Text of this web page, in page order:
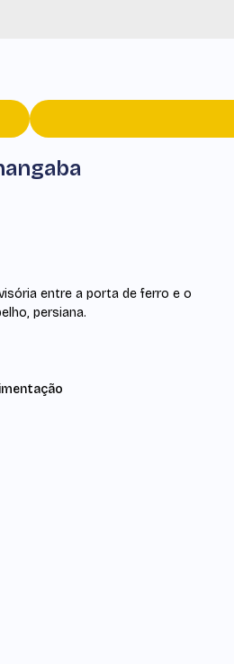
entre a porta de ferro e o
persiana.